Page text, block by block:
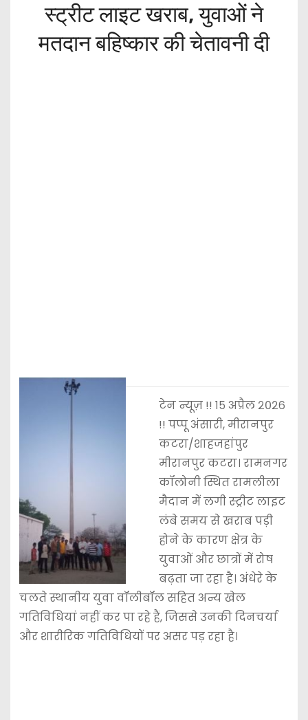
स्ट्रीट लाइट खराब, युवाओं ने
मतदान बहिष्कार की चेतावनी दी
टेन न्यूज़ !! १५ अप्रैल २०२६
!! पप्पू अंसारी, मीरानपुर
कटरा/शाहजहांपुर
मीरानपुर कटरा। रामनगर
कॉलोनी स्थित रामलीला
मैदान में लगी स्ट्रीट लाइट
लंबे समय से खराब पड़ी
होने के कारण क्षेत्र के
युवाओं और छात्रों में रोष
बढ़ता जा रहा है। अंधेरे के
चलते स्थानीय युवा वॉलीबॉल सहित अन्य खेल
गतिविधियां नहीं कर पा रहे हैं, जिससे उनकी दिनचर्या
और शारीरिक गतिविधियों पर असर पड़ रहा है।